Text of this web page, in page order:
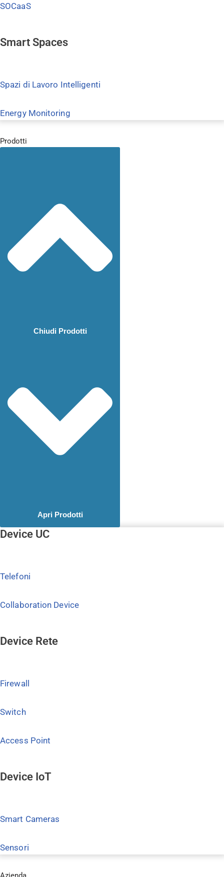
SOCaaS
Smart Spaces
Spazi di Lavoro Intelligenti
Energy Monitoring
Prodotti
Chiudi Prodotti
Apri Prodotti
Device UC
Telefoni
Collaboration Device
Device Rete
Firewall
Switch
Access Point
Device IoT
Smart Cameras
Sensori